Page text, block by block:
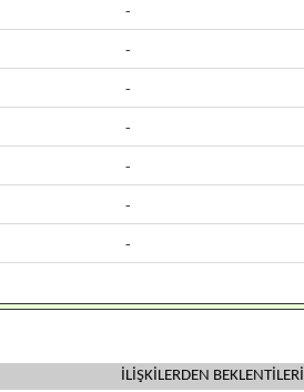
-
-
-
-
-
-
-
İLİŞKİLERDEN BEKLENTİLERİ